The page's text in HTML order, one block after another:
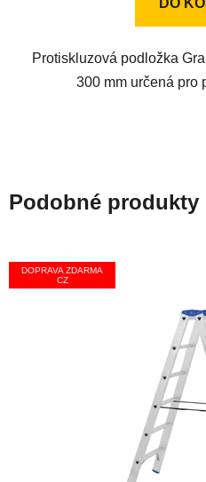
Protiskluzová podložka
300 mm určená pro
Podobné produkty
DOPRAVA ZDARMA
CZ